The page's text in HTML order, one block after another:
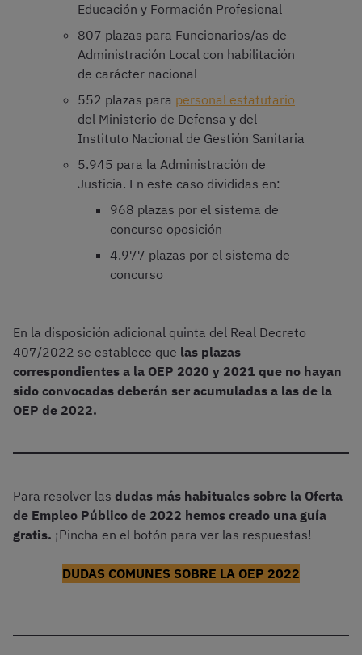
Educación y Formación Profesional
807 plazas para Funcionarios/as de
Administración Local con habilitación
de carácter nacional
552 plazas para personal estatutario
del Ministerio de Defensa y del
Instituto Nacional de Gestión Sanitaria
5.945 para la Administración de
Justicia. En este caso divididas en:
968 plazas por el sistema de
concurso oposición
4.977 plazas por el sistema de
concurso
En la disposición adicional quinta del Real Decreto
407/2022 se establece que las plazas
correspondientes a la OEP 2020 y 2021 que no hayan
sido convocadas deberán ser acumuladas a las de la
OEP de 2022.
Para resolver las dudas más habituales sobre la Oferta
de Empleo Público de 2022 hemos creado una guía
gratis. ¡Pincha en el botón para ver las respuestas!
DUDAS COMUNES SOBRE LA OEP 2022